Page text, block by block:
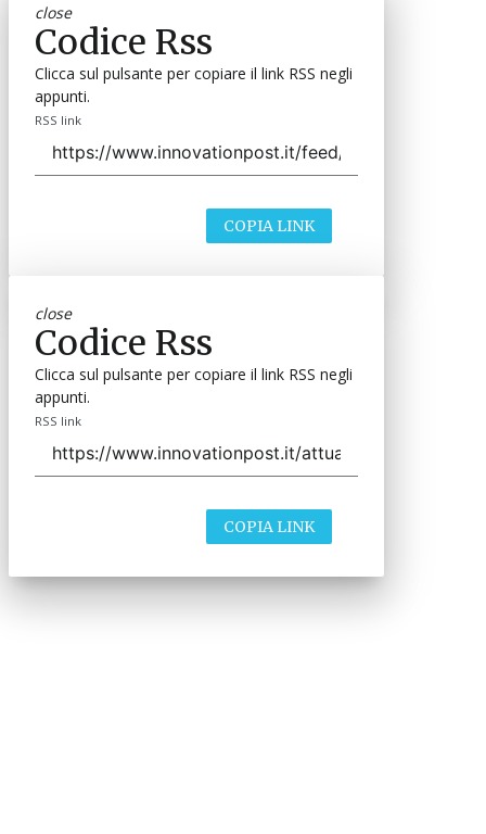
close
Codice Rss
Clicca sul pulsante per copiare il link RSS negli
appunti.
RSS link
COPIA LINK
close
Codice Rss
Clicca sul pulsante per copiare il link RSS negli
appunti.
RSS link
COPIA LINK